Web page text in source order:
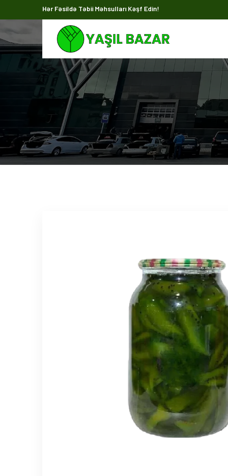
Hər Fəsildə Təbii Məhsulları Kəşf Edin!